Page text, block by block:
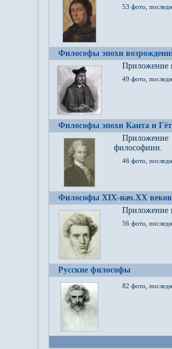
53 фото,
Философы эпохи
Приложение
49 фото,
Философы эпохи Канта и
философиии.
46 фото,
Философы XIX-нач.XX веков
Приложение
56 фото,
Русские философы
82 фото,